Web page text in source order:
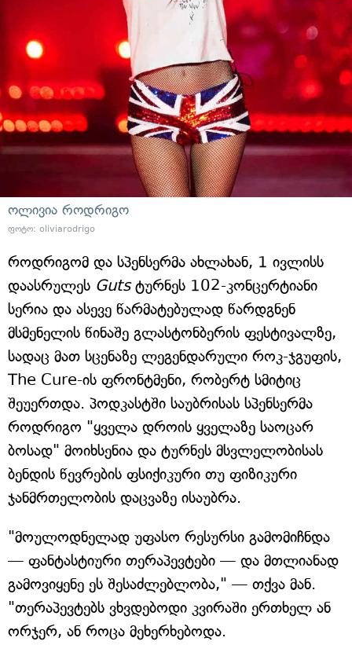
ოლივია როდრიგო
ფოტო: oliviarodrigo
როდრიგომ და სპენსერმა ახლახან, 1 ივლისს
დაასრულეს Gutsტურნეს 102-კონცერტიანი
სერია და ასევე წარმატებულად წარდგნენ
მსმენელის წინაშე გლასტონბერის ფესტივალზე,
სადაც მათ სცენაზე ლეგენდარული როკ-ჯგუფის,
The Cure-ის ფრონტმენი, რობერტ სმიტიც
შეუერთდა. პოდკასტში საუბრისას სპენსერმა
როდრიგო "ყველა დროის ყველაზე საოცარ
ბოსად" მოიხსენია და ტურნეს მსვლელობისას
ბენდის წევრების ფსიქიკური თუ ფიზიკური
ჯანმრთელობის დაცვაზე ისაუბრა.
"მოულოდნელად უფასო რესურსი გამომიჩნდა
— ფანტასტიური თერაპევტები — და მთლიანად
გამოვიყენე ეს შესაძლებლობა," — თქვა მან.
"თერაპევტებს ვხვდებოდი კვირაში ერთხელ ან
ორჯერ, ან როცა მეხერხებოდა.